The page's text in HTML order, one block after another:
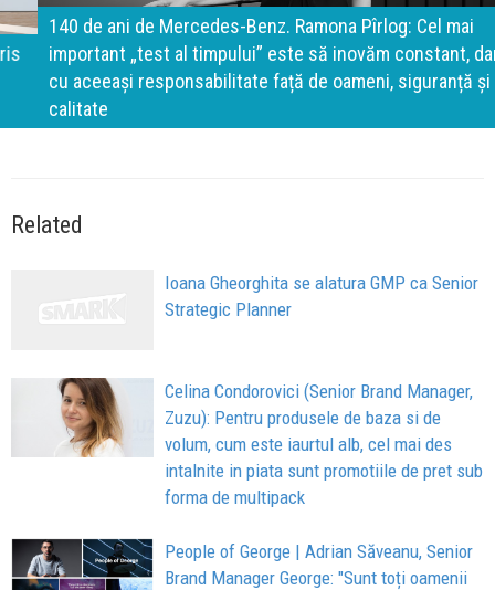
140 de ani de Mercedes-Benz. Ramona Pîrlog: Cel mai
important „test al timpului” este să inovăm constant, dar
cu aceeași responsabilitate față de oameni, siguranță și
calitate
Related
Ioana Gheorghita se alatura GMP ca Senior
Strategic Planner
Celina Condorovici (Senior Brand Manager,
Zuzu): Pentru produsele de baza si de
volum, cum este iaurtul alb, cel mai des
intalnite in piata sunt promotiile de pret sub
forma de multipack
People of George | Adrian Săveanu, Senior
Brand Manager George: "Sunt toți oamenii